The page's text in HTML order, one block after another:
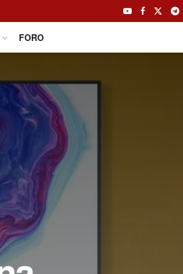
FORO